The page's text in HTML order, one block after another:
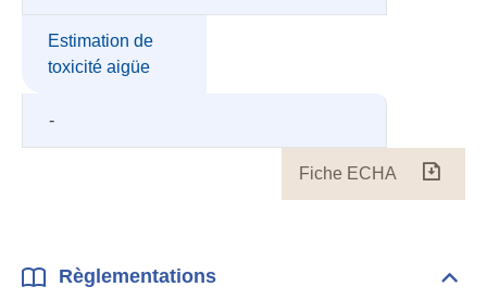
Estimation de
toxicité aigüe
-
Fiche ECHA
Règlementations